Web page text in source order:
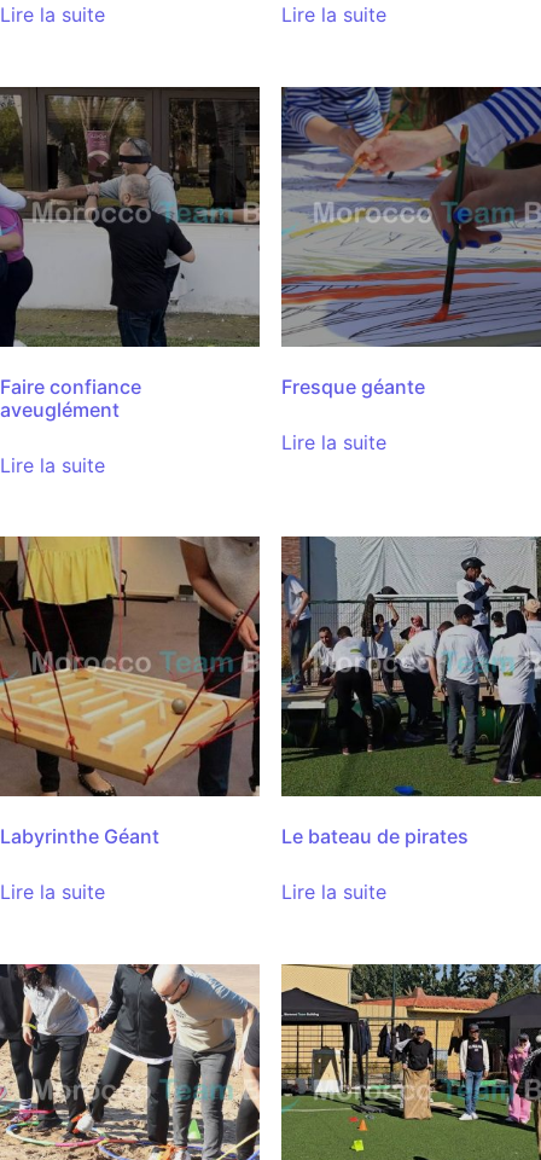
Lire la suite Lire la suite
Faire confiance
aveuglément
Lire la suite
Fresque géante
Lire la suite
Labyrinthe Géant
Lire la suite
Le bateau de pirates
Lire la suite